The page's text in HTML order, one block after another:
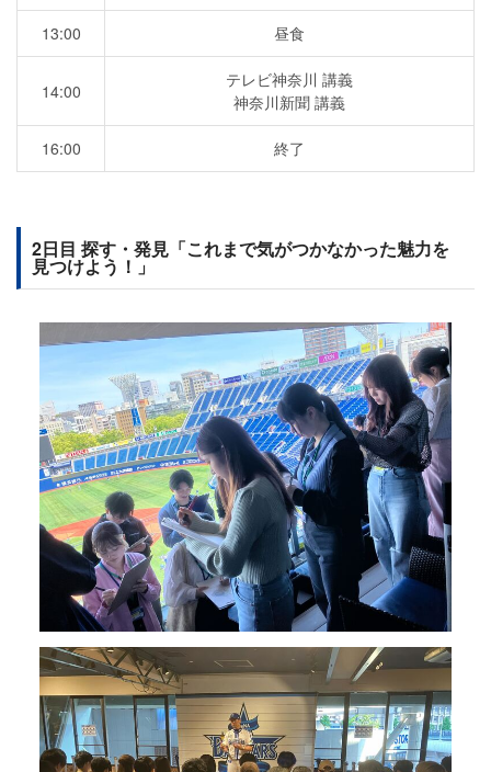
13:00 昼食
14:00
テレビ神奈川 講義
神奈川新聞 講義
16:00 終了
2日目 探す・発見「これまで気がつかなかった魅力を
見つけよう！」